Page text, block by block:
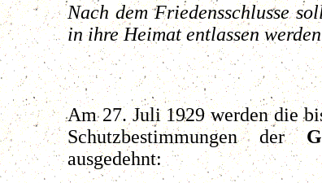
Nach dem Friedensschlusse
in ihre Heimat entlassen
Am 27. Juli 1929 werden die
Schutzbestimmungen der
ausgedehnt: